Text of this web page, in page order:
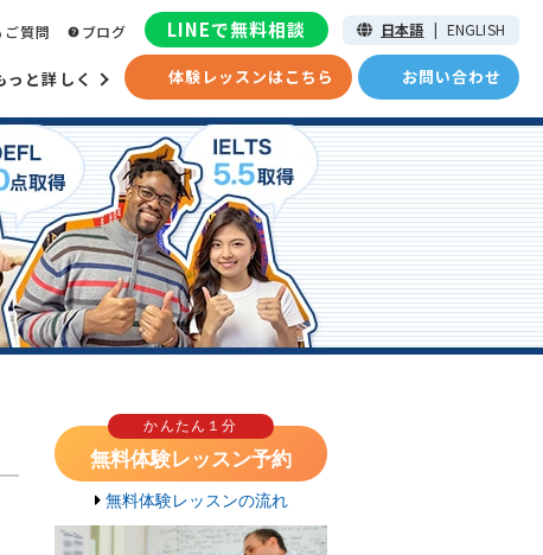
っと詳しく 体験レッスンはこちら お問い合わせ
ご質問 ブログ LINEで無料相談 日本語 | ENGLISH
かんたん１分
無料体験レッスン予約
無料体験レッスンの流れ